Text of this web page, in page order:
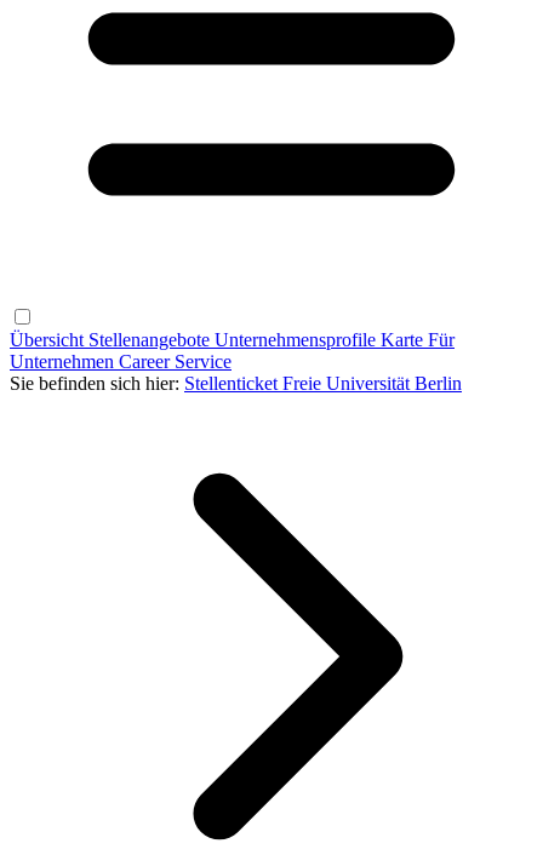
Übersicht Stellenangebote Unternehmensprofile Karte Für
Unternehmen Career Service
Sie befinden sich hier: Stellenticket Freie Universität Berlin